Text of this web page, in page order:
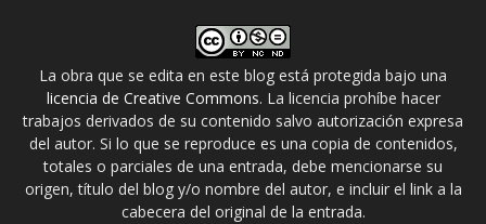
La obra que se edita en este blog está protegida bajo una
licencia de Creative Commons. La licencia prohíbe hacer
trabajos derivados de su contenido salvo autorización expresa
del autor. Si lo que se reproduce es una copia de contenidos,
totales o parciales de una entrada, debe mencionarse su
origen, título del blog y/o nombre del autor, e incluir el link a la
cabecera del original de la entrada.